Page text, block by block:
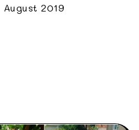
August 2019